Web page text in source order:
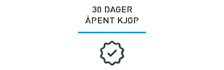
30 DAGER
ÅPENT KJØP